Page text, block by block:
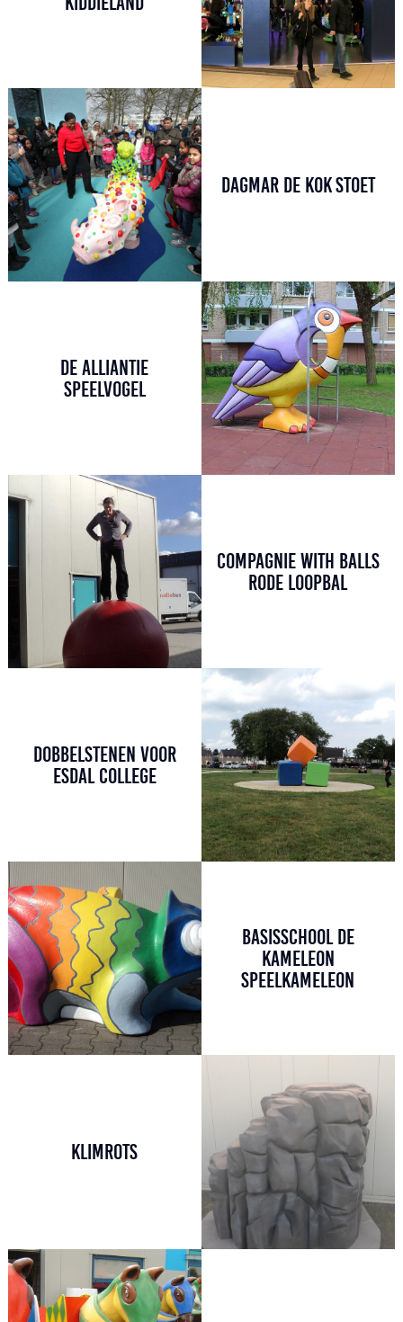
DAGMAR DE KOK STOET
DE ALLIANTIE
SPEELVOGEL
COMPAGNIE WITH BALLS
RODE LOOPBAL
DOBBELSTENEN VOOR
ESDAL COLLEGE
BASISSCHOOL DE
KAMELEON
SPEELKAMELEON
KLIMROTS